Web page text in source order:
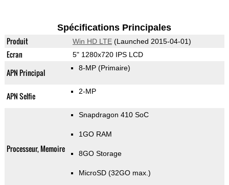
Spécifications Principales
Produit Win HD LTE(Launched 2015-04-01)
Ecran 5" 1280x720 IPS LCD
APN Principal 8-MP (Primaire)
APN Selfie 2-MP
Processeur, Memoire
Snapdragon 410 SoC
1GO RAM
8GO Storage
MicroSD (32GO max.)